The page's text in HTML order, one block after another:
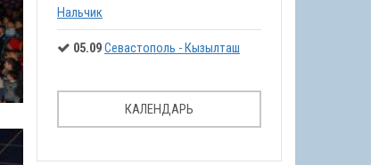
Нальчик
05.09Севастополь - Кызылташ
КАЛЕНДАРЬ